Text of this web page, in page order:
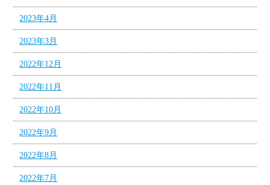
2023年4月
2023年3月
2022年12月
2022年11月
2022年10月
2022年9月
2022年8月
2022年7月